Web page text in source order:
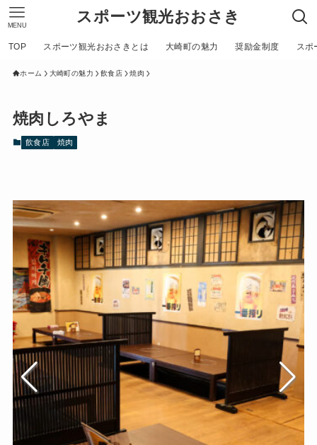
スポーツ観光おおさき
MENU
TOP スポーツ観光おおさきとは 大崎町の魅力 奨励金制度 スポ
ホーム 大崎町の魅力 飲食店 焼肉
焼肉しろやま
飲食店 焼肉